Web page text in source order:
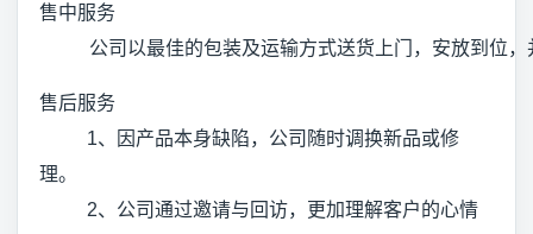
售中服务
公司以最佳的包装及运输方式送货上门，安放到位，
售后服务
1、因产品本身缺陷，公司随时调换新品或修
理。
2、公司通过邀请与回访，更加理解客户的心情